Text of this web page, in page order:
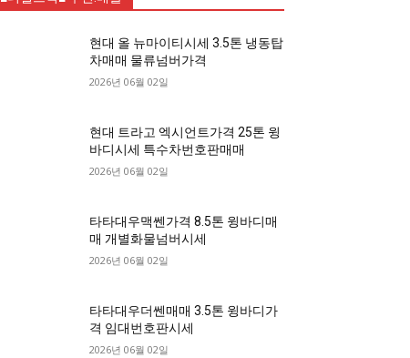
현대 올 뉴마이티시세 3.5톤 냉동탑
차매매 물류넘버가격
2026년 06월 02일
현대 트라고 엑시언트가격 25톤 윙
바디시세 특수차번호판매매
2026년 06월 02일
타타대우맥쎈가격 8.5톤 윙바디매
매 개별화물넘버시세
2026년 06월 02일
타타대우더쎈매매 3.5톤 윙바디가
격 임대번호판시세
2026년 06월 02일